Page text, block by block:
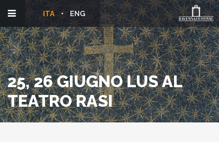
ENG
ITA
25, 26 GIUGNO LUS AL
TEATRO RASI